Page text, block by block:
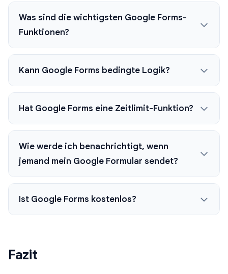
Was sind die wichtigsten Google Forms-
Funktionen?
Kann Google Forms bedingte Logik?
Hat Google Forms eine Zeitlimit-Funktion?
Wie werde ich benachrichtigt, wenn
jemand mein Google Formular sendet?
Ist Google Forms kostenlos?
Fazit